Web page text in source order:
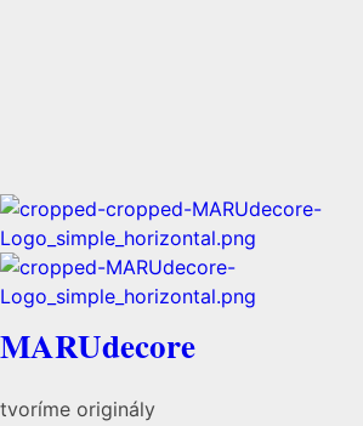
MARUdecore
tvoríme originály